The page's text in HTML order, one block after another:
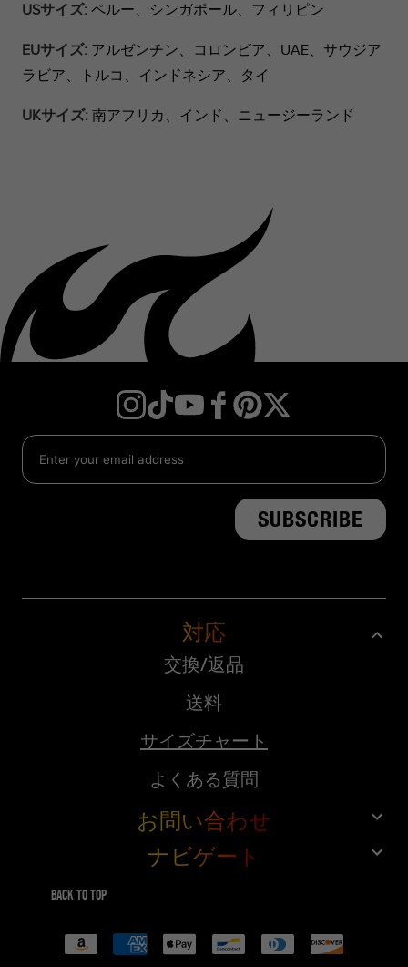
USサイズ: ペルー、シンガポール、フィリピン
EUサイズ: アルゼンチン、コロンビア、UAE、サウジア
ラビア、トルコ、インドネシア、タイ
UKサイズ: 南アフリカ、インド、ニュージーランド
Instagram
TikTokYouTube
Facebook
Pinterest
Twitter
対応
交換/返品
送料
サイズチャート
よくある質問
お問い合わせ
カスタマーサービス
10%オフを差し上げます、10%オフをゲットし
コラボレーション
ナビゲート
Back to top